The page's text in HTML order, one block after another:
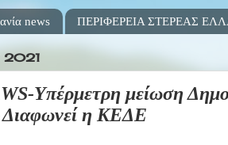
news ΠΕΡΙΦΕΡΕΙΑ ΣΤΕΡΕΑΣ
2021
Υπέρμετρη μείωση
Διαφωνεί η ΚΕΔΕ